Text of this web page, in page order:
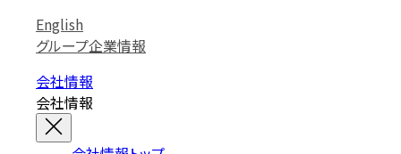
English
グループ企業情報
会社情報
会社情報